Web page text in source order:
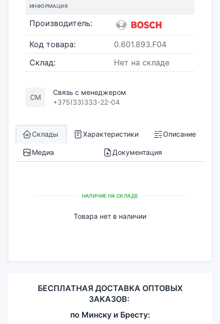
ИНФОРМАЦИЯ
Производитель:
Код товара:
0.601.893.F04
Склад:
Нет на складе
СМ
Связь с менеджером
+375(33)333-22-04
Склады Характеристики Описание
Медиа Документация
НАЛИЧИЕ НА СКЛАДЕ
Товара нет в наличии
БЕСПЛАТНАЯ ДОСТАВКА ОПТОВЫХ
ЗАКАЗОВ:
по Минску и Бресту: